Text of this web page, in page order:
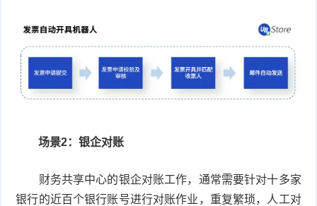
场景2：银企对账
财务共享中心的银企对账工作，通常需要针对十多家
银行的近百个银行账号进行对账作业，重复繁琐，人工对